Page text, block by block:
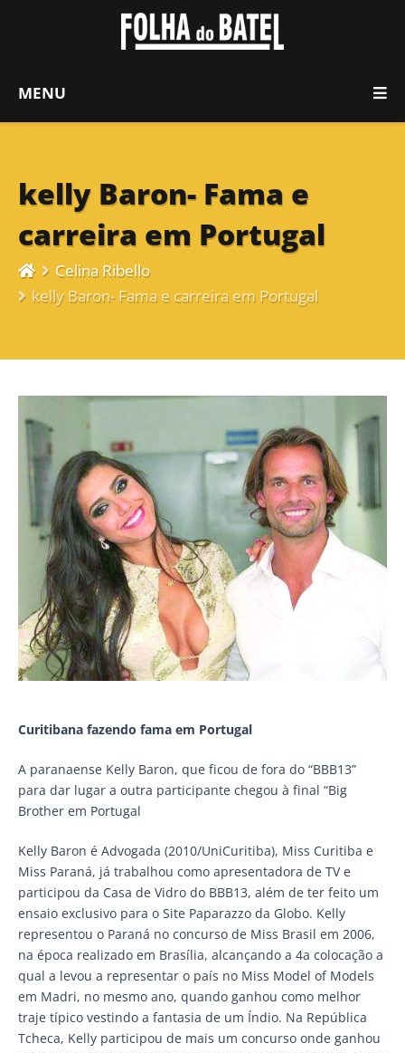
MENU
kelly Baron- Fama e
carreira em Portugal
Celina Ribello
kelly Baron- Fama e carreira em Portugal
Curitibana fazendo fama em Portugal
A paranaense Kelly Baron, que ficou de fora do “BBB13”
para dar lugar a outra participante chegou à final “Big
Brother em Portugal
Kelly Baron é Advogada (2010/UniCuritiba), Miss Curitiba e
Miss Paraná, já trabalhou como apresentadora de TV e
participou da Casa de Vidro do BBB13, além de ter feito um
ensaio exclusivo para o Site Paparazzo da Globo. Kelly
representou o Paraná no concurso de Miss Brasil em 2006,
na época realizado em Brasília, alcançando a 4a colocação a
qual a levou a representar o país no Miss Model of Models
em Madri, no mesmo ano, quando ganhou como melhor
traje típico vestindo a fantasia de um Índio. Na República
Tcheca, Kelly participou de mais um concurso onde ganhou